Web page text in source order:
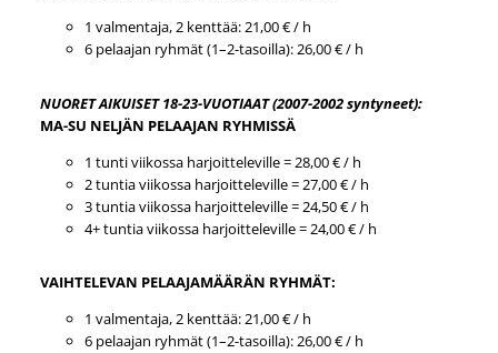
1 valmentaja, 2 kenttää: 21,00 € / h
6 pelaajan ryhmät (1–2-tasoilla): 26,00 € / h
NUORET AIKUISET 18-23-VUOTIAAT (2007-2002 syntyneet):
MA-SU NELJÄN PELAAJAN RYHMISSÄ
1 tunti viikossa harjoitteleville = 28,00 € / h
2 tuntia viikossa harjoitteleville = 27,00 € / h
3 tuntia viikossa harjoitteleville = 24,50 € / h
4+ tuntia viikossa harjoitteleville = 24,00 € / h
VAIHTELEVAN PELAAJAMÄÄRÄN RYHMÄT:
1 valmentaja, 2 kenttää: 21,00 € / h
6 pelaajan ryhmät (1–2-tasoilla): 26,00 € / h